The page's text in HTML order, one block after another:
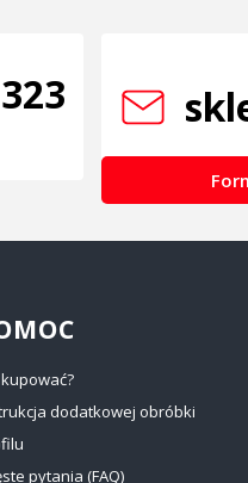
kupować?
dodatkowej obróbki
pytania (FAQ)